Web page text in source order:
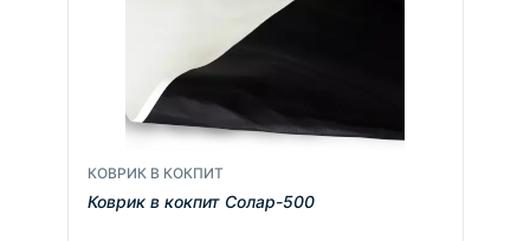
КОВРИК В КОКПИТ
Коврик в кокпит Солар-500